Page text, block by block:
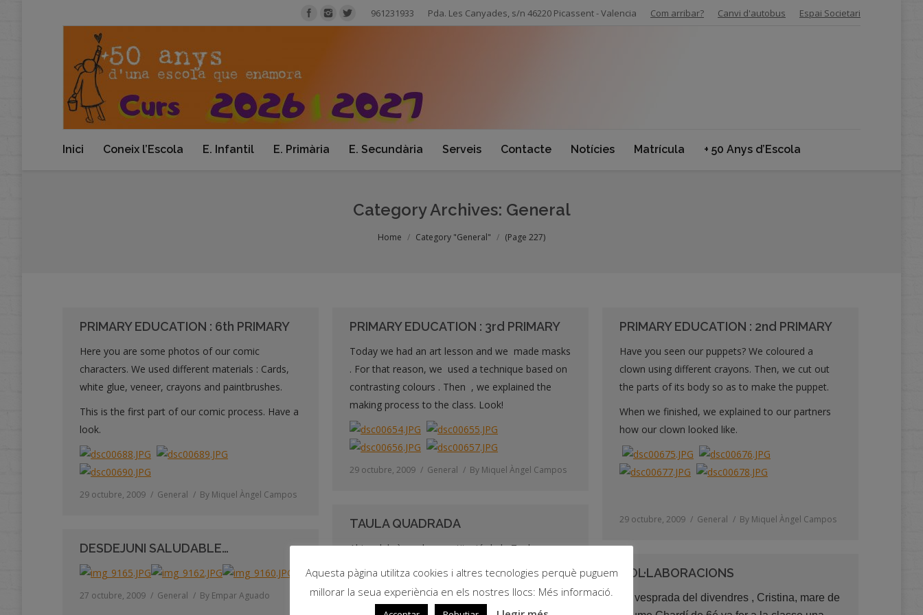
961231933 Pda. Les Canyades, s/n 46220 Picassent - Valencia Com arribar? Canvi d'autobus Espai Societari
Inici Coneix l’Escola E. Infantil E. Primària E. Secundària Serveis Contacte Notícies Matrícula + 50 Anys d’Escola
Category Archives: General
Home Category "General" (Page 227)
PRIMARY EDUCATION : 6th PRIMARY
Here you are some photos of our comic
characters. We used different materials : Cards,
white glue, veneer, crayons and paintbrushes.
This is the first part of our comic process. Have a
look.
29 octubre, 2009 General By Miquel Àngel Campos
PRIMARY EDUCATION : 3rd PRIMARY
Today we had an art lesson and we made masks
. For that reason, we used a technique based on
contrasting colours . Then , we explained the
making process to the class. Look!
29 octubre, 2009 General By Miquel Àngel Campos
PRIMARY EDUCATION : 2nd PRIMARY
Have you seen our puppets? We coloured a
clown using different crayons. Then, we cut out
the parts of its body so as to make the puppet.
When we finished, we explained to our partners
how our clown looked like.
29 octubre, 2009 General By Miquel Àngel Campos
TAULA QUADRADA
Ahir celebràrem la constitució de la Taula
Quadrada de Primària. L’elecció de càrrecs es
votacions. I quedà així: Presidenta: Sonia Montero
DESDEJUNI SALUDABLE…
27 octubre, 2009 General By Empar Aguado
COL·LABORACIONS
La vesprada del divendres , Cristina, mare de
Aquesta pàgina utilitza cookies i altres tecnologies perquè puguem
millorar la seua experiència en els nostres llocs: Més informació.